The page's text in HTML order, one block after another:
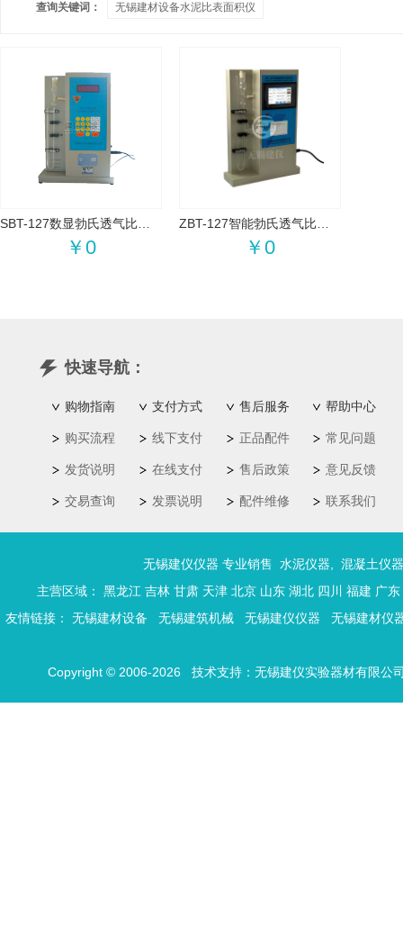
查询关键词： 无锡建材设备水泥比表面积仪
￥0 ￥0
快速导航：
购物指南
购买流程
发货说明
交易查询
支付方式
线下支付
在线支付
发票说明
售后服务
正品配件
售后政策
配件维修
帮助中心
常见问题
意见反馈
联系我们
无锡建仪仪器 专业销售 水泥仪器
混凝土仪器
主营区域： 黑龙江 吉林 甘肃 天津 北京 山东 湖北 四川 福建 广东
友情链接： 无锡建材设备 无锡建筑机械 无锡建仪仪器 无锡建材仪
Copyright © 2006-2026 技术支持： 无锡建仪实验器材有限公